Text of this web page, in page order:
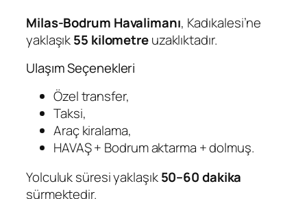
Milas-Bodrum Havalimanı, Kadıkalesi’ne
yaklaşık55 kilometreuzaklıktadır.
Ulaşım Seçenekleri
Özel transfer,
Taksi,
Araç kiralama,
HAVAŞ + Bodrum aktarma + dolmuş.
Yolculuk süresi yaklaşık50–60 dakika
sürmektedir.